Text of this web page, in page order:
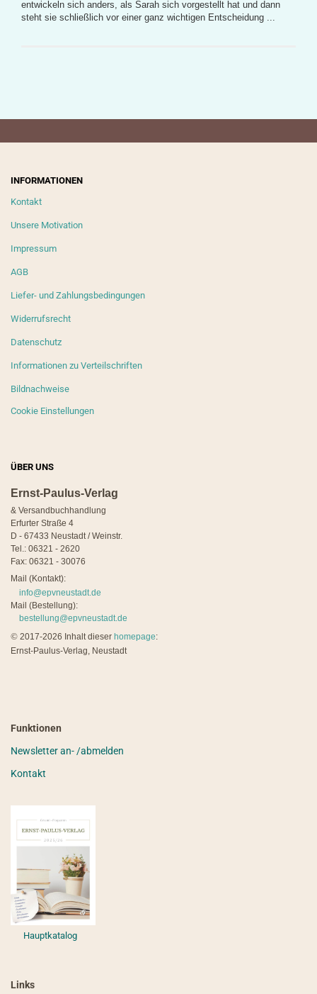
entwickeln sich anders, als Sarah sich vorgestellt hat und dann
steht sie schließlich vor einer ganz wichtigen Entscheidung ...
INFORMATIONEN
Kontakt
Unsere Motivation
Impressum
AGB
Liefer- und Zahlungsbedingungen
Widerrufsrecht
Datenschutz
Informationen zu Verteilschriften
Bildnachweise
Cookie Einstellungen
ÜBER UNS
Ernst-Paulus-Verlag
& Versandbuchhandlung
Erfurter Straße 4
D - 67433 Neustadt / Weinstr.
Tel.: 06321 - 2620
Fax: 06321 - 30076
Mail (Kontakt):
info@epvneustadt.de
Mail (Bestellung):
bestellung@epvneustadt.de
© 2017-2026 Inhalt dieser homepage:
Ernst-Paulus-Verlag, Neustadt
Funktionen
Newsletter an- /abmelden
Kontakt
Hauptkatalog
Links